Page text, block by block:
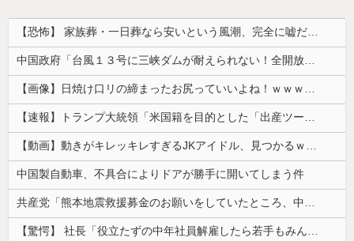
【恐怖】 家族葬・一日葬なら安いという風潮、完全に嘘だった・・・・
中国政府「台風１３号に三峡ダムが耐えられない！全開放流しろ！」⇒ 下流域の街が壊滅状態ｗｗｗｗｗ
【画像】日焼け口リの締まったお尻っていいよね！ｗｗｗｗｗ
【速報】トランプ大統領「米国籍を目的とした「出産ツーリズム」を禁止する！中国人が子供の国籍目的に出産しに来るのはおかしい！」ｗｗｗｗｗｗｗｗｗｗ...
【動画】動きがキレッキレすぎるJKアイドル、見つかるｗｗｗｗ
中国製自動車、不具合によりドアが勝手に開いてしまう件
共産党「熊本地震救援募金のお願いをしていたところ、中指を立てられました。中指がメガネに当たり、危うく怪我をするところでした」
【驚愕】 社長「役立たずの中年社員解雇したら若手もみんな辞めてしまった…」